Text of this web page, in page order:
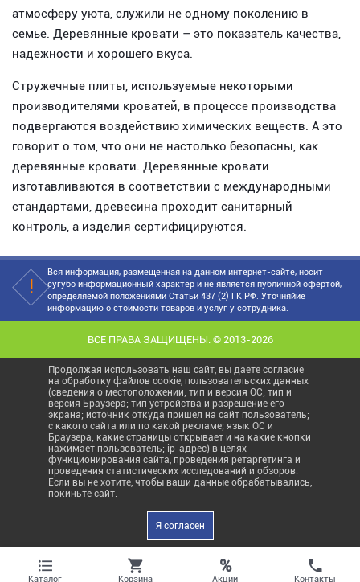
атмосферу уюта, служили не одному поколению в
семье. Деревянные кровати – это показатель качества,
надежности и хорошего вкуса.
Стружечные плиты, используемые некоторыми
производителями кроватей, в процессе производства
подвергаются воздействию химических веществ. А это
говорит о том, что они не настолько безопасны, как
деревянные кровати. Деревянные кровати
изготавливаются в соответствии с международными
стандартами, древесина проходит санитарный
контроль, а изделия сертифицируются.
Вся информация, размещенная на данном интернет-сайте, носит
сугубо информационный характер и не является публичной офертой,
определяемой положениями Статьи 437 (2) ГК РФ. Уточняйие
информацию о стоимости товаров и услуг у сотрудника.
ВСЕ ПРАВА ЗАЩИЩЕНЫ. © 2013-2026
Продолжая использовать наш сайт, вы даете согласие
на обработку файлов cookie, пользовательских данных
(сведения о местоположении; тип и версия ОС; тип и
версия Браузера; тип устройства и разрешение его
экрана; источник откуда пришел на сайт пользователь;
с какого сайта или по какой рекламе; язык ОС и
Браузера; какие страницы открывает и на какие кнопки
нажимает пользователь; ip-адрес) в целях
функционирования сайта, проведения ретаргетинга и
проведения статистических исследований и обзоров.
Если вы не хотите, чтобы ваши данные обрабатывались,
покиньте сайт.
Я согласен
Каталог Корзина
%
Акции Контакты